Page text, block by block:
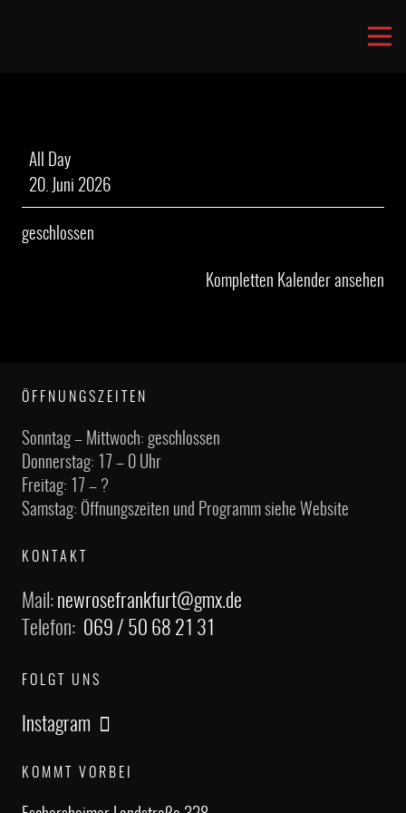
geschlossen
All Day
20. Juni 2026
geschlossen
Kompletten Kalender ansehen
ÖFFNUNGSZEITEN
Sonntag – Mittwoch: geschlossen
Donnerstag: 17 – 0 Uhr
Freitag: 17 – ?
Samstag: Öffnungszeiten und Programm siehe Website
KONTAKT
Mail: newrosefrankfurt@gmx.de
Telefon: 069 / 50 68 21 31
FOLGT UNS
Instagram
KOMMT VORBEI